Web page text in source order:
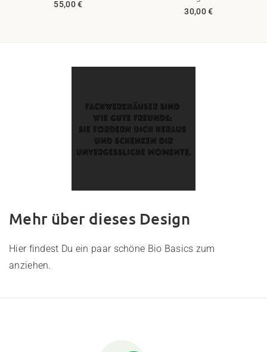
55,00 €
30,00 €
Mehr über dieses Design
Hier findest Du ein paar schöne Bio Basics zum
anziehen.